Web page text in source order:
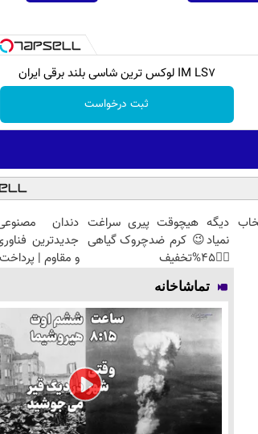
IM LS7 لوکس ترین شاسی بلند برقی ایران
ثبت درخواست
دیگه هیچوقت پیری سراغت
نمیاد😉 کرم ضدچروک گیاهی
👈🏻45%تخفیف
دندان
جدیدترین
و مقاوم |
تماشاخانه